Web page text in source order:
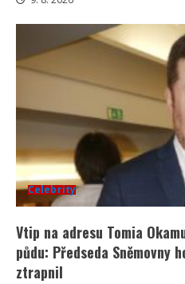
Celebrity
Vtip na adresu Tomia
půdu: Předseda Sněmovny
ztrapnil